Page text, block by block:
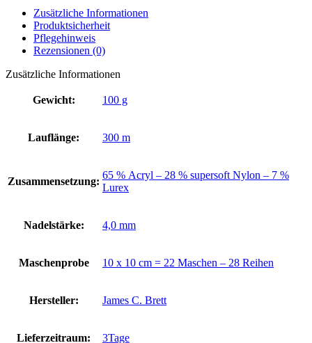
Zusätzliche Informationen
Produktsicherheit
Pflegehinweis
Rezensionen (0)
Zusätzliche Informationen
Gewicht: 100 g
Lauflänge: 300 m
Zusammensetzung:
65 % Acryl – 28 % supersoft Nylon – 7 %
Lurex
Nadelstärke: 4,0 mm
Maschenprobe 10 x 10 cm = 22 Maschen – 28 Reihen
Hersteller: James C. Brett
Lieferzeitraum: 3Tage